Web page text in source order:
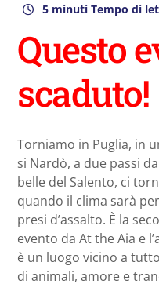
5 minuti Tempo di
Questo
scaduto!
Torniamo in Puglia, in
si Nardò, a due passi
belle del Salento, ci
quando il clima sarà
presi d’assalto. È la
evento da At the Aia e
è un luogo vicino a
di animali, amore e